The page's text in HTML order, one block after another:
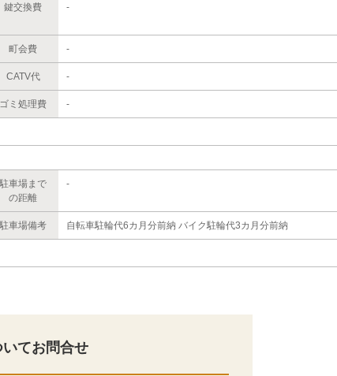
鍵交換費 -
町会費 -
CATV代 -
ゴミ処理費 -
駐車場まで
の距離
-
駐車場備考 自転車駐輪代6カ月分前納 バイク駐輪代3カ月分前納
てお問合せ